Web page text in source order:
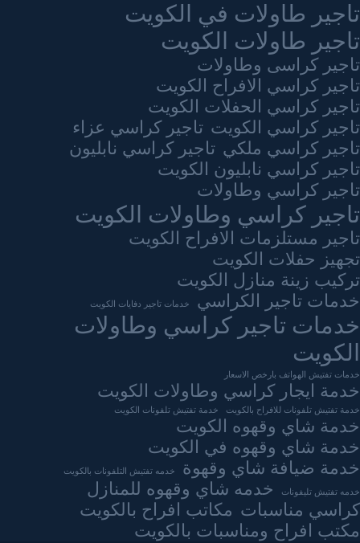
تاجير طاولات في الكويت
تاجير طاولات الكويت
تاجير كراسى وطاولات
تاجير كراسي الافراح الكويت
تاجير كراسي الحفلات الكويت
تاجير كراسي الكويت تاجير كراسي عزاء
تاجير كراسي ملكي تاجير كراسي نابليون
تاجير كراسي نابليون الكويت
تاجير كراسي وطاولات
تاجير كراسي وطاولات الكويت
تاجير مستلزمات الافراح الكويت
تجهيز حفلات الكويت
تركيب زينة منازل الكويت
خدمات تاجير الكراسي
خدمات تاجير دفايات الكويت
خدمات تاجير كراسي وطاولات
الكويت
خدمات تفتيش الهواتف بارخص الاسعار
خدمة ايجار كراسي وطاولات الكويت
خدمة تفتيش تلفونات للافراح بالكويت خدمة تفتيش تلفونات الكويت
خدمة شاي وقهوه الكويت
خدمة شاي وقهوه في الكويت
خدمة ضيافة شاي وقهوة
خدمه تفتيش التلفونات بالكويت
خدمه تفتيش تليفونات
خدمه شاي وقهوه للمنازل
كراسي مناسبات مكاتب افراح بالكويت
مكتب افراح ومناسبات بالكويت